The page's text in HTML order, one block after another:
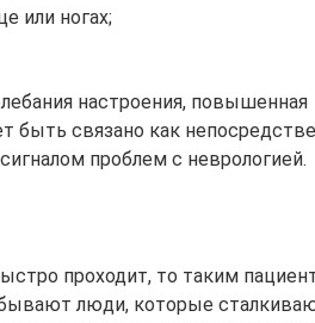
или ногах;
настроения, повышенная
быть связано как
проблем с неврологией.
проходит, то таким
люди, которые